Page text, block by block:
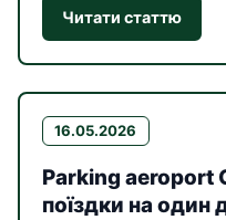
Читати статтю
16.05.2026
Parking aeroport
поїздки на один